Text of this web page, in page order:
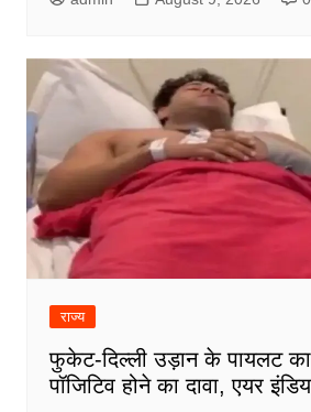
राज्य
फुकेट-दिल्ली उड़ान के पायलट
पॉजिटिव होने का दावा, एयर